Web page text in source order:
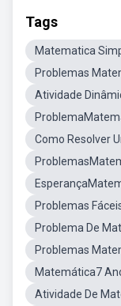
Tags
Matematica
Problemas
Atividade
Como Resolver
Problemas
Problema De
Problemas
Matemática7
Atividade De